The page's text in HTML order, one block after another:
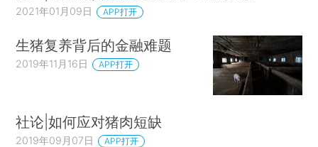
2021年01月09日 APP打开
生猪复养背后的金融难题
2019年11月16日 APP打开
社论|如何应对猪肉短缺
2019年09月07日 APP打开